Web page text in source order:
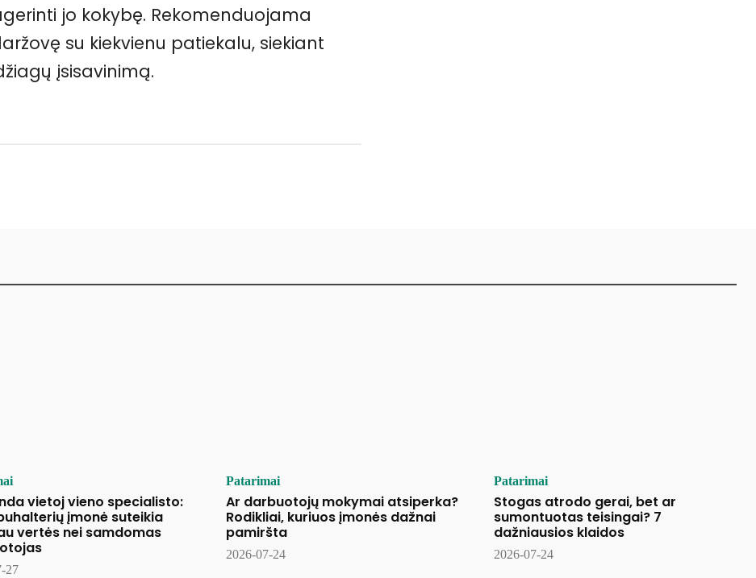
jo kokybę. Rekomenduojama
su kiekvienu patiekalu, siekiant
įsisavinimą.
vietoj vieno specialisto:
įmonė suteikia
vertės nei samdomas
27
Patarimai
Ar darbuotojų mokymai atsiperka?
Rodikliai, kuriuos įmonės dažnai
pamiršta
2026-07-24
Patarimai
Stogas atrodo gerai, bet ar
sumontuotas teisingai? 7
dažniausios klaidos
2026-07-24